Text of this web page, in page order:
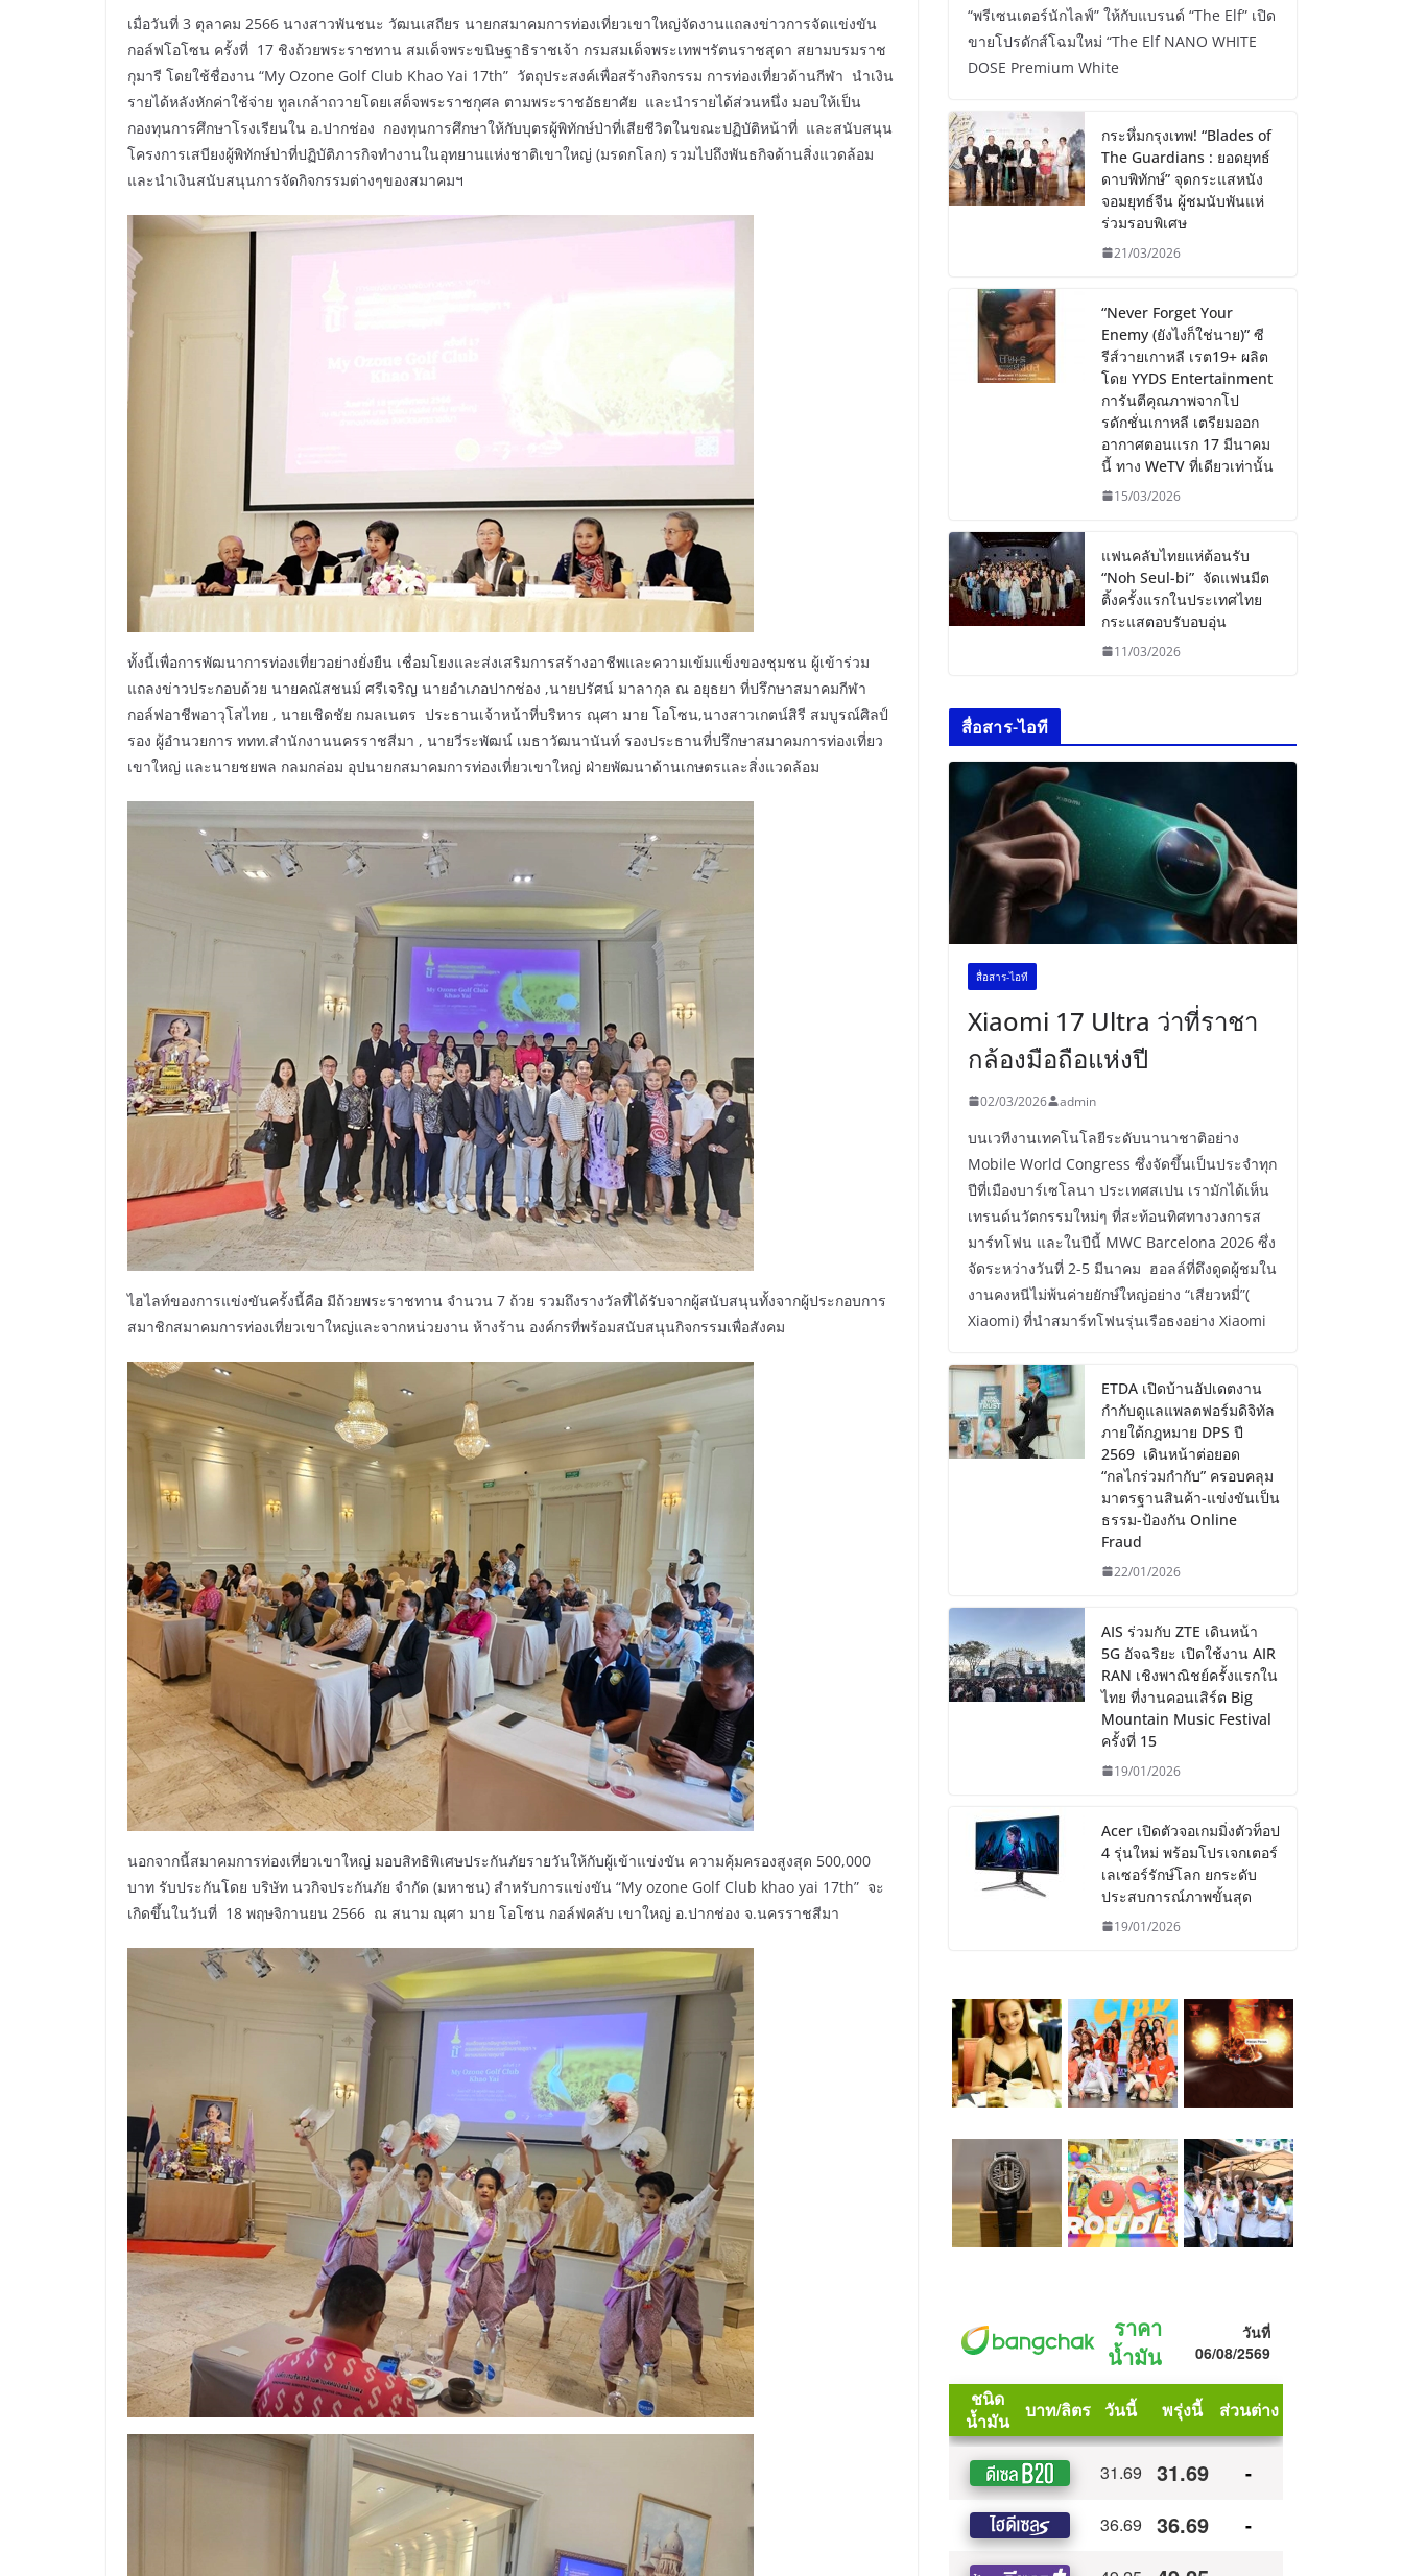
เมื่อวันที่ 3 ตุลาคม 2566 นางสาวพันชนะ วัฒนเสถียร นายกสมาคมการท่องเที่ยวเขาใหญ่จัดงานแถลงข่าวการจัดแข่งขัน
กอล์ฟโอโซน ครั้งที่ 17 ชิงถ้วยพระราชทาน สมเด็จพระขนิษฐาธิราชเจ้า กรมสมเด็จพระเทพฯรัตนราชสุดา สยามบรมราช
กุมารี โดยใช้ชื่องาน “My Ozone Golf Club Khao Yai 17th” วัตถุประสงค์เพื่อสร้างกิจกรรม การท่องเที่ยวด้านกีฬา นำเงิน
รายได้หลังหักค่าใช้จ่าย ทูลเกล้าถวายโดยเสด็จพระราชกุศล ตามพระราชอัธยาศัย และนำรายได้ส่วนหนึ่ง มอบให้เป็น
กองทุนการศึกษาโรงเรียนใน อ.ปากช่อง กองทุนการศึกษาให้กับบุตรผู้พิทักษ์ป่าที่เสียชีวิตในขณะปฏิบัติหน้าที่ และสนับสนุน
โครงการเสบียงผู้พิทักษ์ป่าที่ปฏิบัติภารกิจทำงานในอุทยานแห่งชาติเขาใหญ่ (มรดกโลก) รวมไปถึงพันธกิจด้านสิ่งแวดล้อม
และนำเงินสนับสนุนการจัดกิจกรรมต่างๆของสมาคมฯ
ทั้งนี้เพื่อการพัฒนาการท่องเที่ยวอย่างยั่งยืน เชื่อมโยงและส่งเสริมการสร้างอาชีพและความเข้มแข็งของชุมชน ผู้เข้าร่วม
แถลงข่าวประกอบด้วย นายคณัสชนม์ ศรีเจริญ นายอำเภอปากช่อง ,นายปรัศน์ มาลากุล ณ อยุธยา ที่ปรึกษาสมาคมกีฬา
กอล์ฟอาชีพอาวุโสไทย , นายเชิดชัย กมลเนตร ประธานเจ้าหน้าที่บริหาร ณุศา มาย โอโซน,นางสาวเกตน์สิรี สมบูรณ์ศิลป์
รอง ผู้อำนวยการ ททท.สำนักงานนครราชสีมา , นายวีระพัฒน์ เมธาวัฒนานันท์ รองประธานที่ปรึกษาสมาคมการท่องเที่ยว
เขาใหญ่ และนายชยพล กลมกล่อม อุปนายกสมาคมการท่องเที่ยวเขาใหญ่ ฝ่ายพัฒนาด้านเกษตรและสิ่งแวดล้อม
ไฮไลท์ของการแข่งขันครั้งนี้คือ มีถ้วยพระราชทาน จำนวน 7 ถ้วย รวมถึงรางวัลที่ได้รับจากผู้สนับสนุนทั้งจากผู้ประกอบการ
สมาชิกสมาคมการท่องเที่ยวเขาใหญ่และจากหน่วยงาน ห้างร้าน องค์กรที่พร้อมสนับสนุนกิจกรรมเพื่อสังคม
นอกจากนี้สมาคมการท่องเที่ยวเขาใหญ่ มอบสิทธิพิเศษประกันภัยรายวันให้กับผู้เข้าแข่งขัน ความคุ้มครองสูงสุด 500,000
บาท รับประกันโดย บริษัท นวกิจประกันภัย จำกัด (มหาชน) สำหรับการแข่งขัน “My ozone Golf Club khao yai 17th” จะ
เกิดขึ้นในวันที่ 18 พฤษจิกานยน 2566 ณ สนาม ณุศา มาย โอโซน กอล์ฟคลับ เขาใหญ่ อ.ปากช่อง จ.นครราชสีมา
“พรีเซนเตอร์นักไลฟ์” ให้กับแบรนด์ “The Elf” เปิด
ขายโปรดักส์โฉมใหม่ “The Elf NANO WHITE
DOSE Premium White
กระหึ่มกรุงเทพ! “Blades of
The Guardians : ยอดยุทธ์
ดาบพิทักษ์” จุดกระแสหนัง
จอมยุทธ์จีน ผู้ชมนับพันแห่
ร่วมรอบพิเศษ
21/03/2026
“Never Forget Your
Enemy (ยังไงก็ใช่นาย)” ซี
รีส์วายเกาหลี เรต19+ ผลิต
โดย YYDS Entertainment
การันตีคุณภาพจากโป
รดักชั่นเกาหลี เตรียมออก
อากาศตอนแรก 17 มีนาคม
นี้ ทาง WeTV ที่เดียวเท่านั้น
15/03/2026
แฟนคลับไทยแห่ต้อนรับ
“Noh Seul-bi” จัดแฟนมีต
ติ้งครั้งแรกในประเทศไทย
กระแสตอบรับอบอุ่น
11/03/2026
สื่อสาร-ไอที
สื่อสาร-ไอที
Xiaomi 17 Ultra ว่าที่ราชา
กล้องมือถือแห่งปี
02/03/2026 admin
บนเวทีงานเทคโนโลยีระดับนานาชาติอย่าง
Mobile World Congress ซึ่งจัดขึ้นเป็นประจำทุก
ปีที่เมืองบาร์เซโลนา ประเทศสเปน เรามักได้เห็น
เทรนด์นวัตกรรมใหม่ๆ ที่สะท้อนทิศทางวงการส
มาร์ทโฟน และในปีนี้ MWC Barcelona 2026 ซึ่ง
จัดระหว่างวันที่ 2-5 มีนาคม ฮอลล์ที่ดึงดูดผู้ชมใน
งานคงหนีไม่พ้นค่ายยักษ์ใหญ่อย่าง “เสียวหมี่”(
Xiaomi) ที่นำสมาร์ทโฟนรุ่นเรือธงอย่าง Xiaomi
ETDA เปิดบ้านอัปเดตงาน
กำกับดูแลแพลตฟอร์มดิจิทัล
ภายใต้กฎหมาย DPS ปี
2569 เดินหน้าต่อยอด
“กลไกร่วมกำกับ” ครอบคลุม
มาตรฐานสินค้า-แข่งขันเป็น
ธรรม-ป้องกัน Online
Fraud
22/01/2026
AIS ร่วมกับ ZTE เดินหน้า
5G อัจฉริยะ เปิดใช้งาน AIR
RAN เชิงพาณิชย์ครั้งแรกใน
ไทย ที่งานคอนเสิร์ต Big
Mountain Music Festival
ครั้งที่ 15
19/01/2026
Acer เปิดตัวจอเกมมิ่งตัวท็อป
4 รุ่นใหม่ พร้อมโปรเจกเตอร์
เลเซอร์รักษ์โลก ยกระดับ
ประสบการณ์ภาพขั้นสุด
19/01/2026